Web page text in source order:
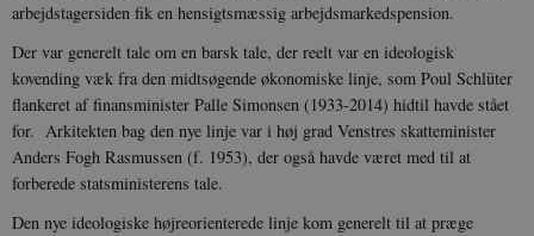
arbejdstagersiden fik en hensigtsmæssig arbejdsmarkedspension.
Der var generelt tale om en barsk tale, der reelt var en ideologisk
kovending væk fra den midtsøgende økonomiske linje, som Poul Schlüter
flankeret af finansminister Palle Simonsen (1933-2014) hidtil havde stået
for. Arkitekten bag den nye linje var i høj grad Venstres skatteminister
Anders Fogh Rasmussen (f. 1953), der også havde været med til at
forberede statsministerens tale.
Den nye ideologiske højreorienterede linje kom generelt til at præge